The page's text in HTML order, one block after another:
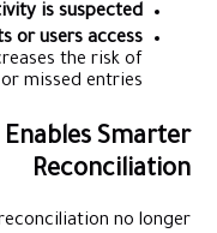
is suspected
or users access
the risk of
missed entries.
Smarter
Reconciliation
no longer